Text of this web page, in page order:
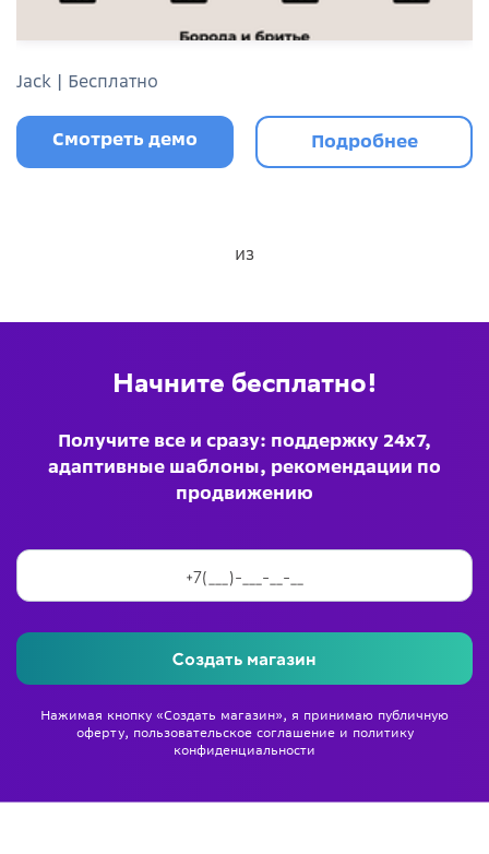
Jack | Бесплатно
Смотреть демо Подробнее
из
Начните бесплатно!
Получите все и сразу: поддержку 24х7,
адаптивные шаблоны, рекомендации по
продвижению
Создать магазин
Нажимая кнопку «Создать магазин», я принимаю публичную
оферту, пользовательское соглашениеи политику
конфиденциальности